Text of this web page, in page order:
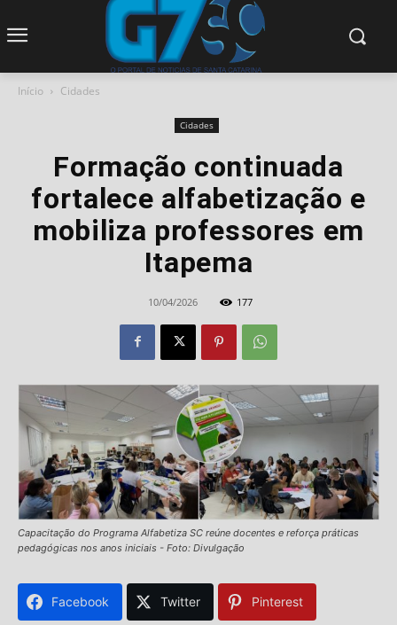
Início Cidades
Cidades
Formação continuada
fortalece alfabetização e
mobiliza professores em
Itapema
10/04/2026 177
Capacitação do Programa Alfabetiza SC reúne docentes e reforça práticas
pedagógicas nos anos iniciais - Foto: Divulgação
Facebook Twitter Pinterest
modal-check